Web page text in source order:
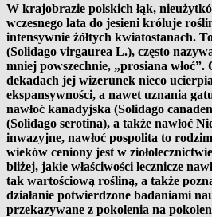
W krajobrazie polskich łąk,
wczesnego lata do jesieni króluje
intensywnie żółtych kwiatostanach.
(Solidago virgaurea L.), często
mniej powszechnie, „prosiana włoć”.
dekadach jej wizerunek nieco
ekspansywności, a nawet uznania
nawłoć kanadyjska (Solidago
(Solidago serotina), a także nawłoć
inwazyjne, nawłoć pospolita to
wieków ceniony jest w
bliżej, jakie właściwości lecznicze
tak wartościową rośliną, a także
działanie potwierdzone badaniami
przekazywane z pokolenia na